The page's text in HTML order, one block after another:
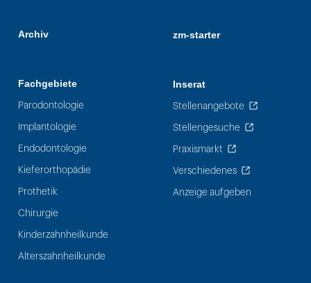
Archiv
Fachgebiete
Parodontologie
Implantologie
Endodontologie
Kieferorthopädie
Prothetik
Chirurgie
Kinderzahnheilkunde
Alterszahnheilkunde
zm-starter
Inserat
Stellenangebote
Stellengesuche
Praxismarkt
Verschiedenes
Anzeige aufgeben